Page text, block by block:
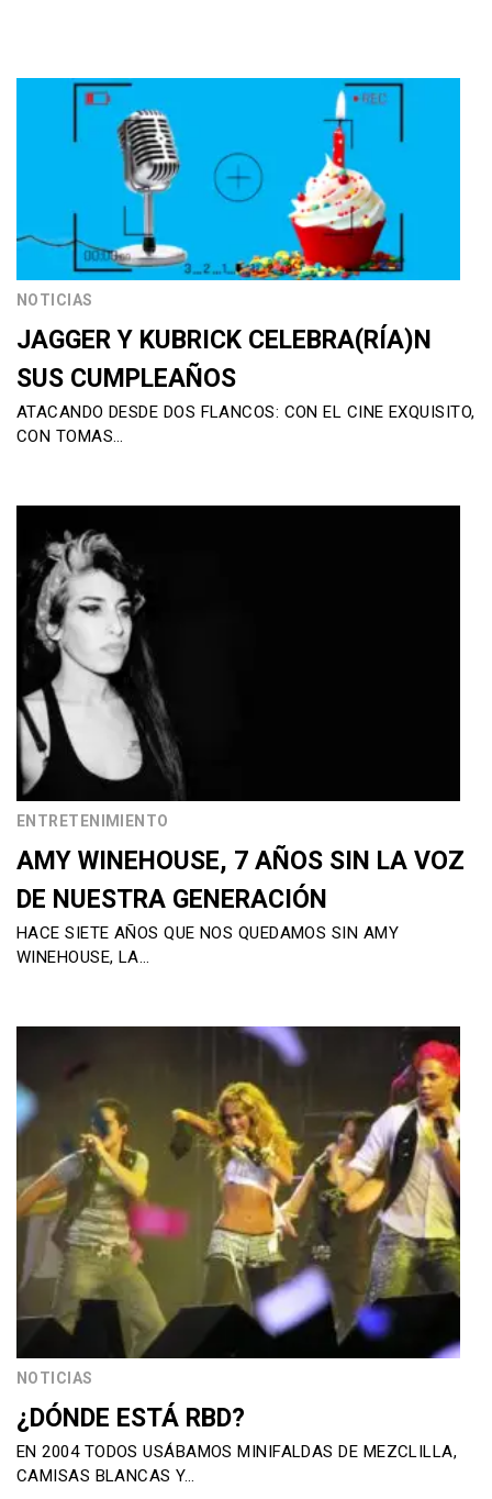
NOTICIAS
JAGGER Y KUBRICK CELEBRA(RÍA)N
SUS CUMPLEAÑOS
ATACANDO DESDE DOS FLANCOS: CON EL CINE EXQUISITO,
CON TOMAS…
ENTRETENIMIENTO
AMY WINEHOUSE, 7 AÑOS SIN LA VOZ
DE NUESTRA GENERACIÓN
HACE SIETE AÑOS QUE NOS QUEDAMOS SIN AMY
WINEHOUSE, LA…
NOTICIAS
¿DÓNDE ESTÁ RBD?
EN 2004 TODOS USÁBAMOS MINIFALDAS DE MEZCLILLA,
CAMISAS BLANCAS Y…